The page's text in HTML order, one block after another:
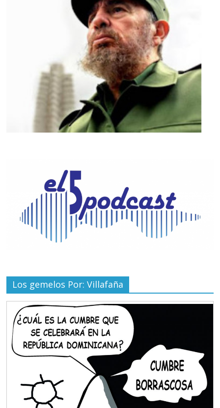
Los gemelos Por: Villafaña